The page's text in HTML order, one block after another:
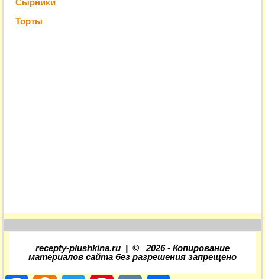
Сырники
Торты
recepty-plushkina.ru | ©2026- Копирование
материалов сайта без разрешения запрещено